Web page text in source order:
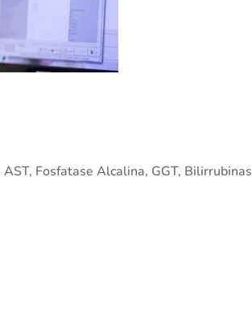
Fosfatase Alcalina, GGT, Bilirrubinas